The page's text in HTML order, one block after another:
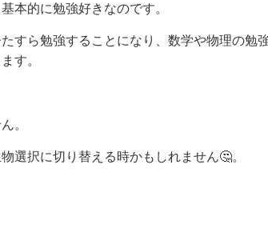
本的に勉強好きなのです。
すら勉強することになり、数学や物理の勉
す。
。
選択に切り替える時かもしれません🤔。